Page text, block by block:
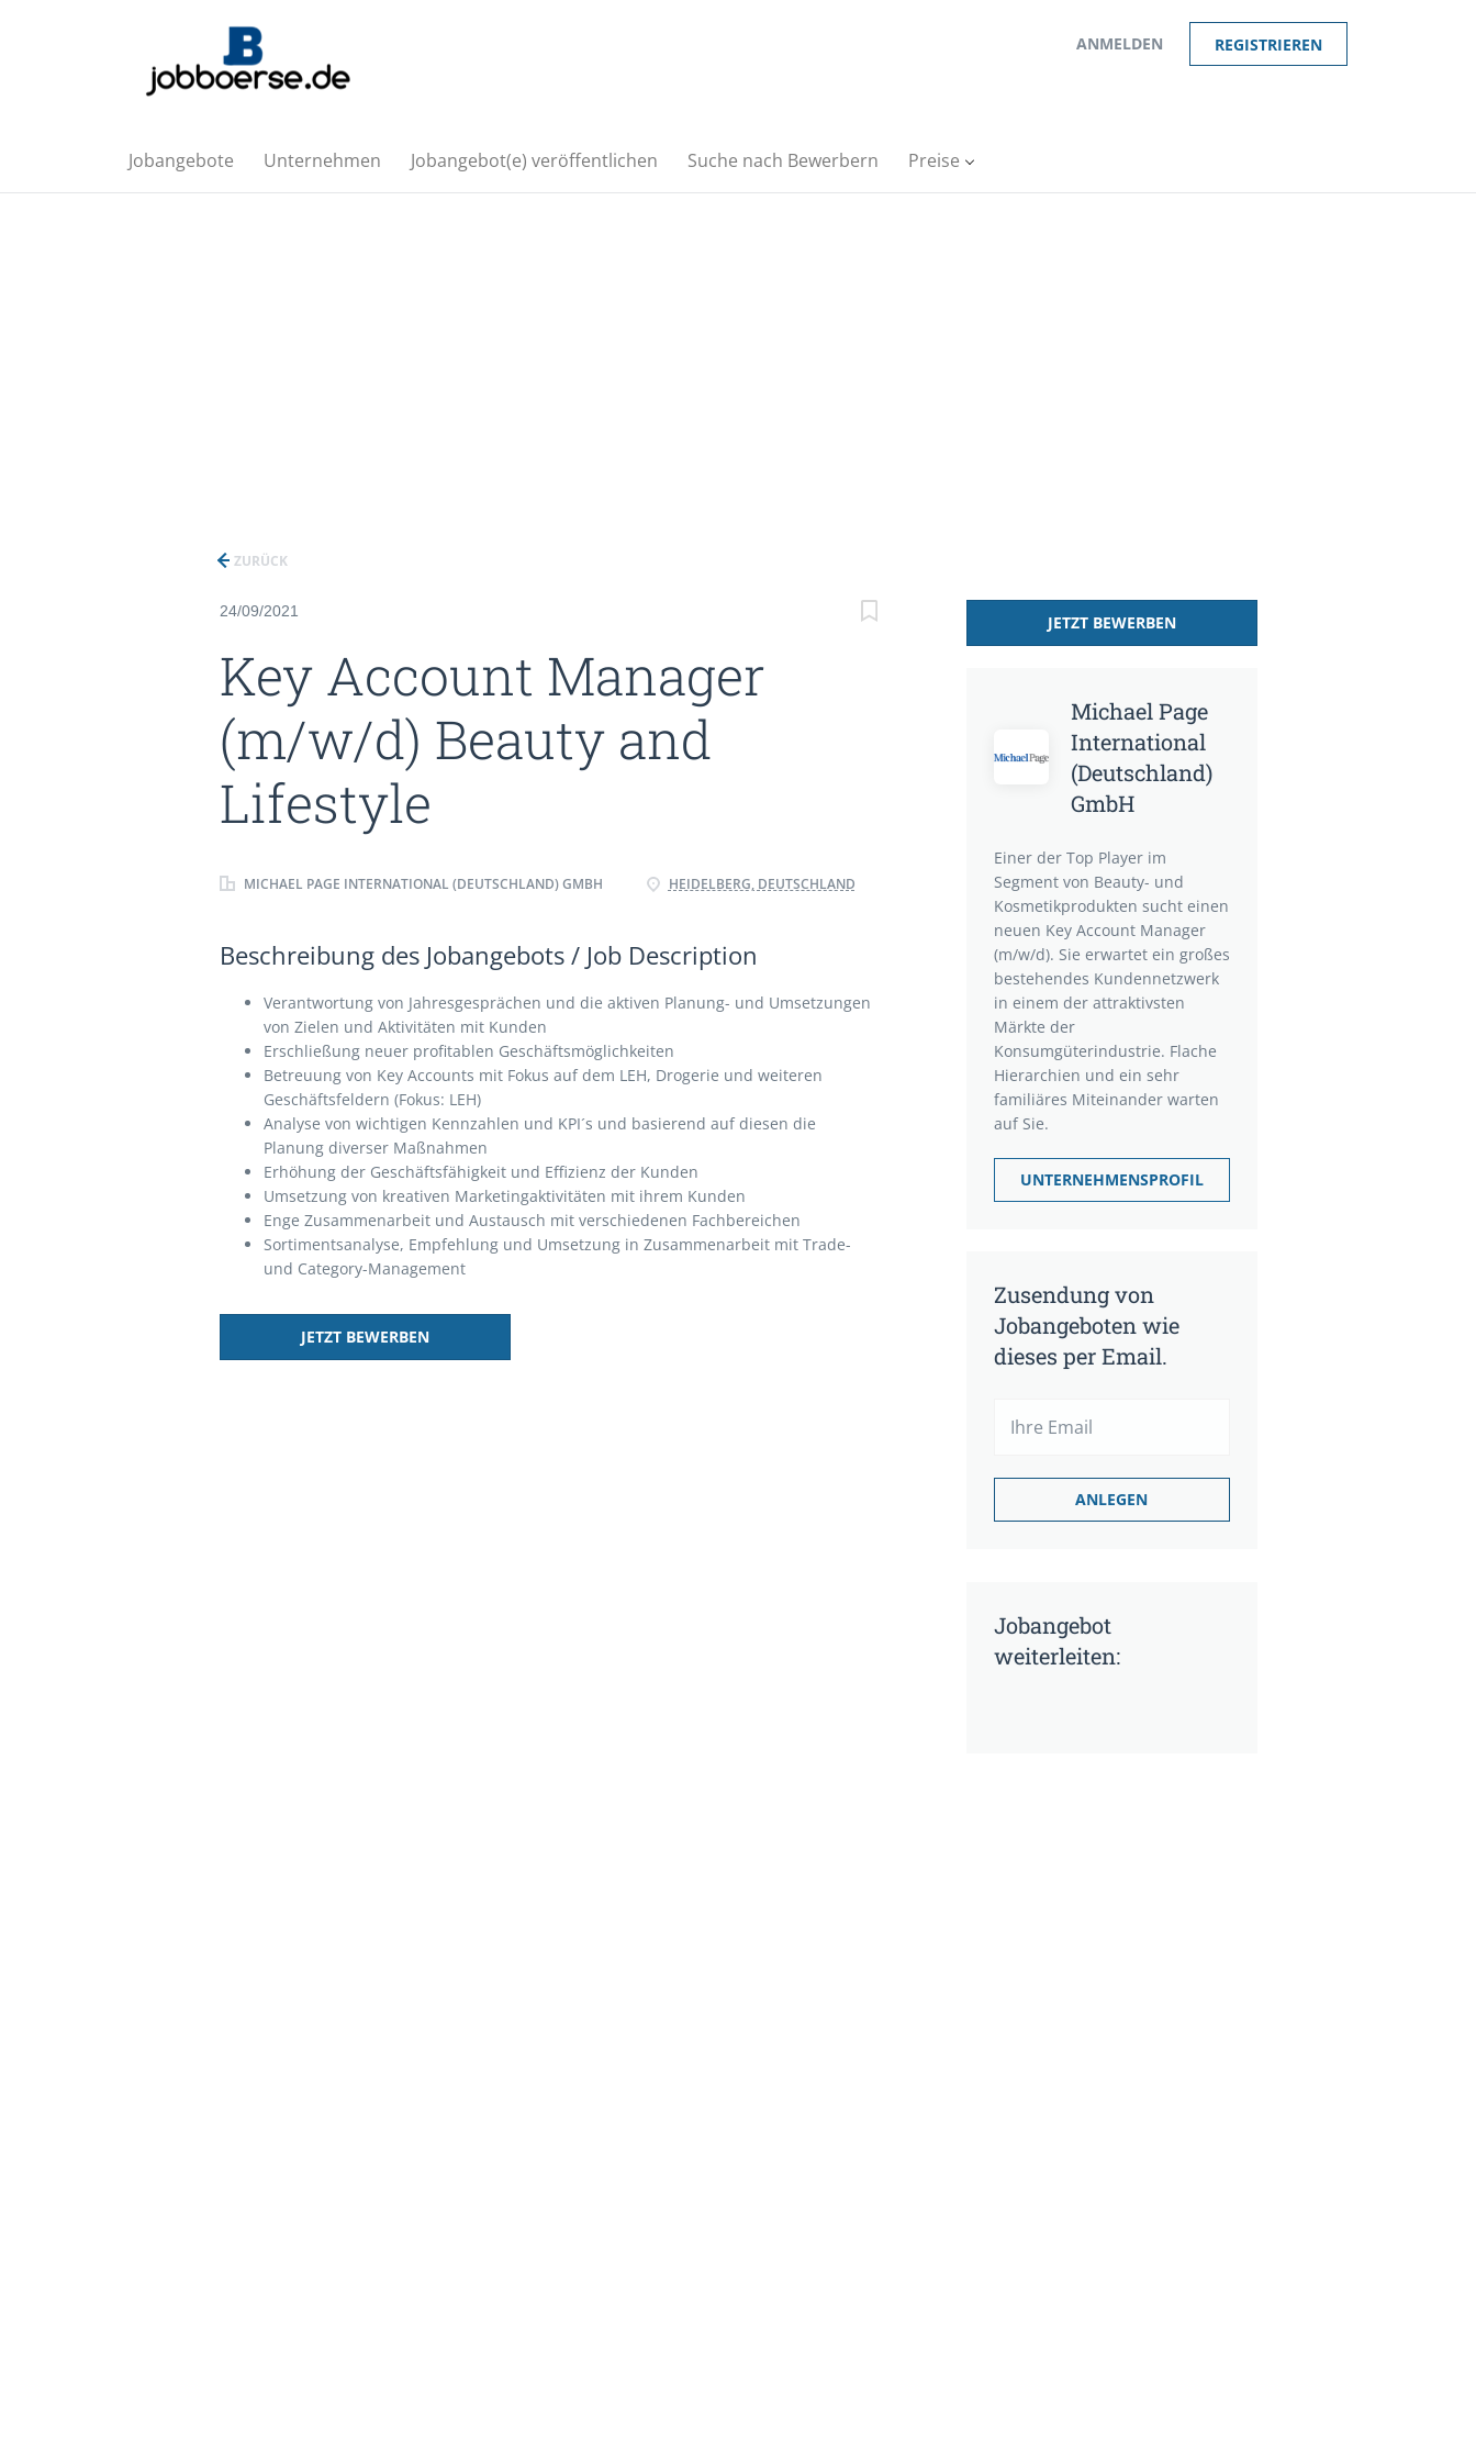
ANMELDEN REGISTRIEREN
Jobangebote Unternehmen Jobangebot(e) veröffentlichen Suche nach Bewerbern Preise
ZURÜCK
24/09/2021
Key Account Manager
(m/w/d) Beauty and
Lifestyle
MICHAEL PAGE INTERNATIONAL (DEUTSCHLAND) GMBH HEIDELBERG, DEUTSCHLAND
Beschreibung des Jobangebots / Job Description
Verantwortung von Jahresgesprächen und die aktiven Planung- und Umsetzungen
von Zielen und Aktivitäten mit Kunden
Erschließung neuer profitablen Geschäftsmöglichkeiten
Betreuung von Key Accounts mit Fokus auf dem LEH, Drogerie und weiteren
Geschäftsfeldern (Fokus: LEH)
Analyse von wichtigen Kennzahlen und KPI´s und basierend auf diesen die
Planung diverser Maßnahmen
Erhöhung der Geschäftsfähigkeit und Effizienz der Kunden
Umsetzung von kreativen Marketingaktivitäten mit ihrem Kunden
Enge Zusammenarbeit und Austausch mit verschiedenen Fachbereichen
Sortimentsanalyse, Empfehlung und Umsetzung in Zusammenarbeit mit Trade-
und Category-Management
JETZT BEWERBEN
JETZT BEWERBEN
Michael Page
International
(Deutschland)
GmbH
Einer der Top Player im
Segment von Beauty- und
Kosmetikprodukten sucht einen
neuen Key Account Manager
(m/w/d). Sie erwartet ein großes
bestehendes Kundennetzwerk
in einem der attraktivsten
Märkte der
Konsumgüterindustrie. Flache
Hierarchien und ein sehr
familiäres Miteinander warten
auf Sie.
UNTERNEHMENSPROFIL
Zusendung von
Jobangeboten wie
dieses per Email.
Jobangebot
weiterleiten: